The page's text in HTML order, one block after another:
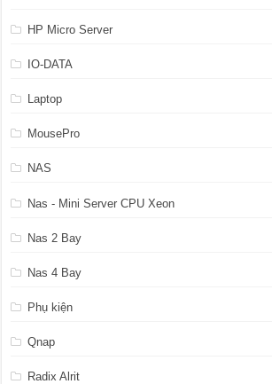
HP Micro Server
IO-DATA
Laptop
MousePro
NAS
Nas - Mini Server CPU Xeon
Nas 2 Bay
Nas 4 Bay
Phụ kiện
Qnap
Radix Alrit